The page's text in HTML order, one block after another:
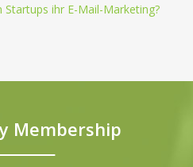
Startups ihr E-Mail-Marketing?
Membership